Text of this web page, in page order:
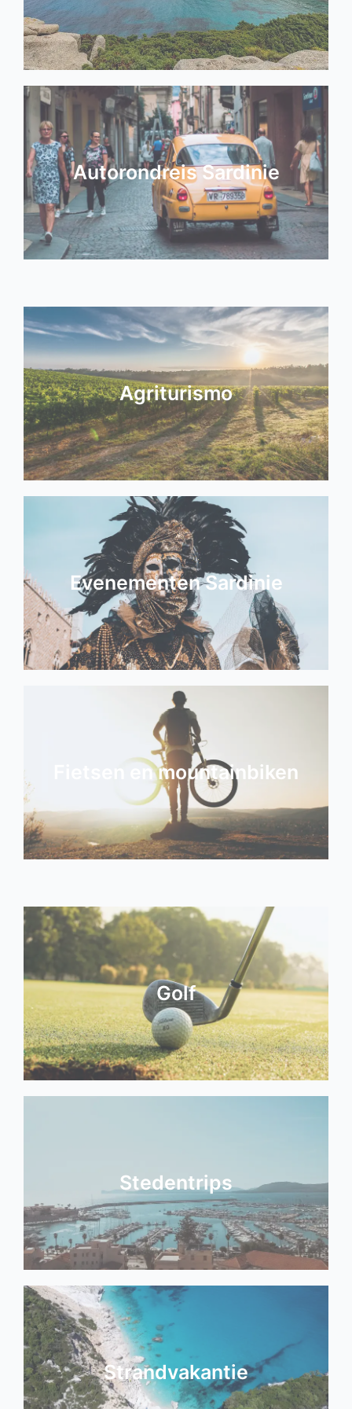
Autorondreis Sardinie
Agriturismo
Evenementen Sardinie
Fietsen en mountainbiken
Golf
Stedentrips
Strandvakantie